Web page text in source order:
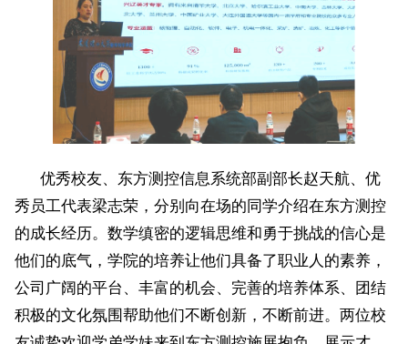
优秀校友、东方测控信息系统部副部长赵天航、优
秀员工代表梁志荣，分别向在场的同学介绍在东方测控
的成长经历。数学缜密的逻辑思维和勇于挑战的信心是
他们的底气，学院的培养让他们具备了职业人的素养，
公司广阔的平台、丰富的机会、完善的培养体系、团结
积极的文化氛围帮助他们不断创新，不断前进。两位校